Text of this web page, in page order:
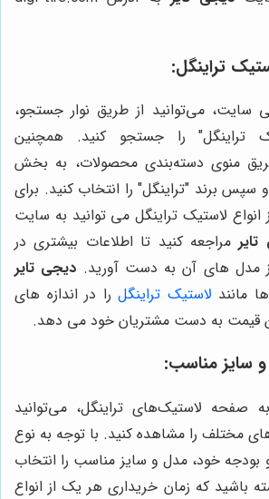
تراینگل:
می‌توانید از طریق نوار جستجو،
تراینگل" را جستجو کنید. همچنین
منوی دسته‌بندی محصولات، به بخش
سپس برند "تراینگل" را انتخاب کنید. برای
لاستیک تراینگل می توانید به سایت
مراجعه کنید تا اطلاعات بیشتری در
مدل های آن به دست آورید. دیجی تایر
مانند لاستیک تراینگلرا در اندازه های
قیمت به دست مشتریان خود می دهد.
سایز مناسب:
صفحه لاستیک‌های تراینگل، می‌توانید
مختلف را مشاهده کنید. با توجه به نوع
و بودجه خود، مدل و سایز مناسب را انتخاب
باشید که زمان خریداری هر یک از انواع